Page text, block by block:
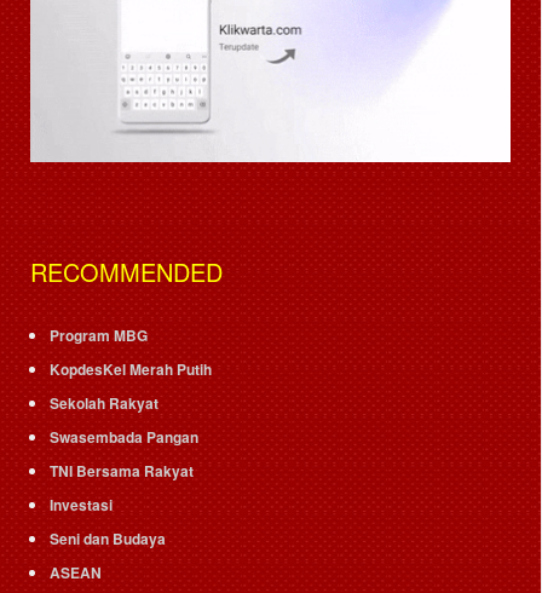
RECOMMENDED
Program MBG
KopdesKel Merah Putih
Sekolah Rakyat
Swasembada Pangan
TNI Bersama Rakyat
Investasi
Seni dan Budaya
ASEAN